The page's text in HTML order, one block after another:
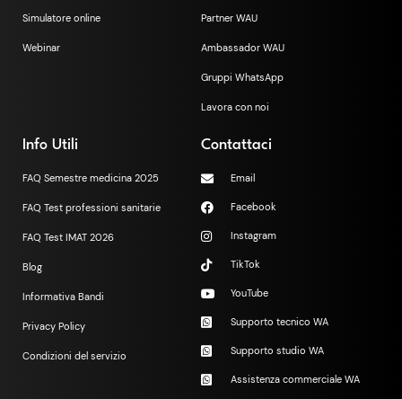
Simulatore online
Webinar
Partner WAU
Ambassador WAU
Gruppi WhatsApp
Lavora con noi
Info Utili
FAQ Semestre medicina 2025
FAQ Test professioni sanitarie
FAQ Test IMAT 2026
Blog
Informativa Bandi
Privacy Policy
Condizioni del servizio
Contattaci
Email
Facebook
Instagram
TikTok
YouTube
Supporto tecnico WA
Supporto studio WA
Assistenza commerciale WA